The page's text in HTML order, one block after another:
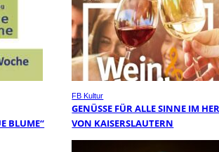
BLUME“
FB Kultur
GENÜSSE FÜR ALLE SINNE IM
VON KAISERSLAUTERN